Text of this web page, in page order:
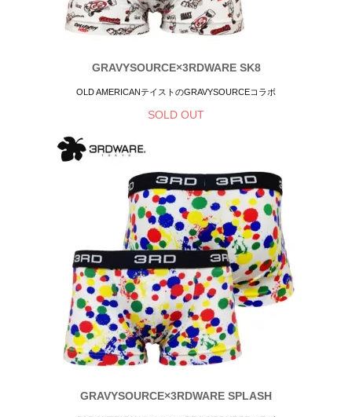
GRAVYSOURCE×3RDWARE SK8
OLD AMERICANテイストのGRAVYSOURCEコラボ
SOLD OUT
GRAVYSOURCE×3RDWARE SPLASH